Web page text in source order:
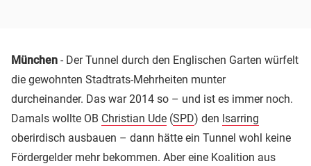
München - Der Tunnel durch den Englischen Garten würfelt
die gewohnten Stadtrats-Mehrheiten munter
durcheinander. Das war 2014 so – und ist es immer noch.
Damals wollte OB Christian Ude (SPD) den Isarring
oberirdisch ausbauen – dann hätte ein Tunnel wohl keine
Fördergelder mehr bekommen. Aber eine Koalition aus